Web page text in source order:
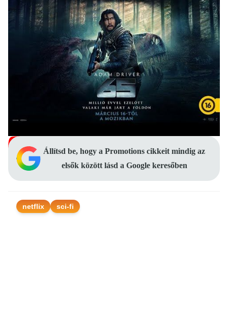
Állítsd be, hogy a Promotions cikkeit mindig az
elsők között lásd a Google keresőben
netflix sci-fi